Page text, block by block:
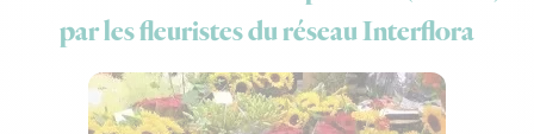
par les fleuristes du réseau Interflora